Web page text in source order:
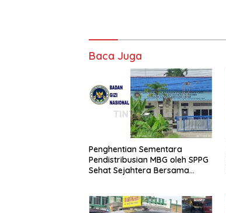
Baca Juga
Penghentian Sementara
Pendistribusian MBG oleh SPPG
Sehat Sejahtera Bersama